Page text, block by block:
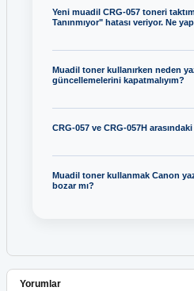
Yeni muadil CRG-057 toneri
Tanınmıyor" hatası veriyor. Ne
Muadil toner kullanırken neden
güncellemelerini kapatmalıyım?
CRG-057 ve CRG-057H
Muadil toner kullanmak Canon
bozar mı?
Yorumlar